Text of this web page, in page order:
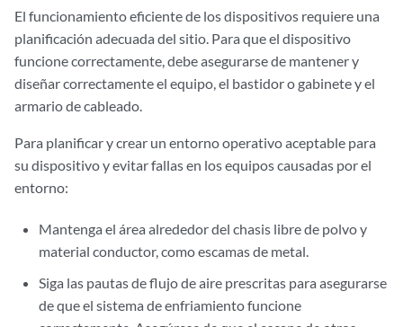
El funcionamiento eficiente de los dispositivos requiere una
planificación adecuada del sitio. Para que el dispositivo
funcione correctamente, debe asegurarse de mantener y
diseñar correctamente el equipo, el bastidor o gabinete y el
armario de cableado.
Para planificar y crear un entorno operativo aceptable para
su dispositivo y evitar fallas en los equipos causadas por el
entorno:
Mantenga el área alrededor del chasis libre de polvo y
material conductor, como escamas de metal.
Siga las pautas de flujo de aire prescritas para asegurarse
de que el sistema de enfriamiento funcione